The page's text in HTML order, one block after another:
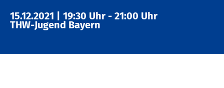
15.12.2021 19:30 Uhr - 21:00 Uhr
THW-Jugend Bayern